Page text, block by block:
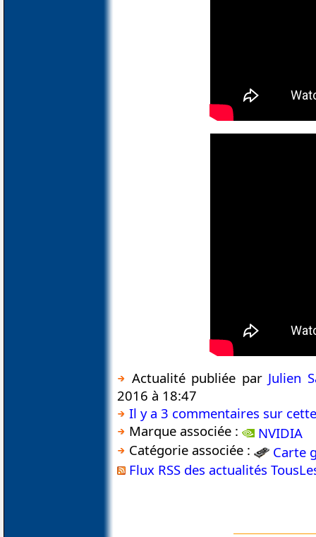
Actualité publiée par Julien
2016 à 18:47
Il y a 3 commentaires sur
Marque associée :
NVIDIA
Catégorie associée :
Carte
Flux RSS des actualités